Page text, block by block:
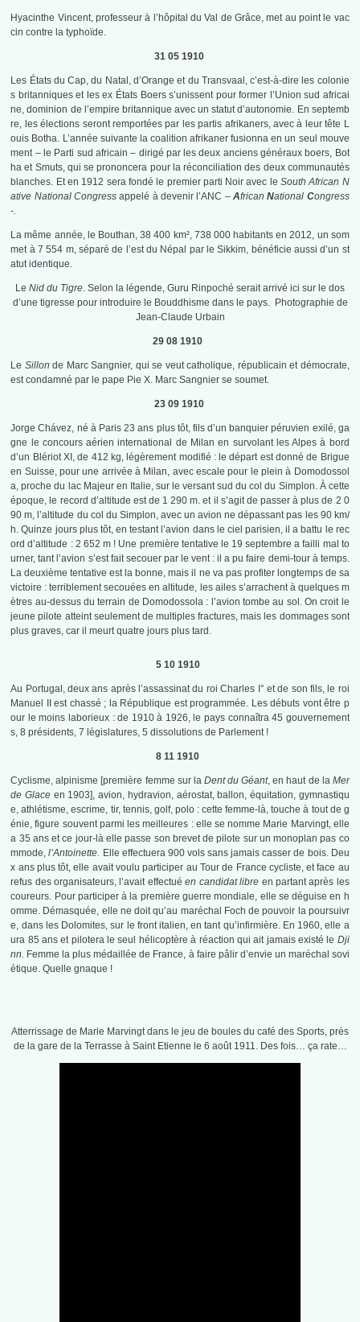
Hyacinthe Vincent, professeur à l’hôpital du Val de Grâce, met au point le vac
cin contre la typhoïde.
31 05 1910
Les États du Cap, du Natal, d’Orange et du Transvaal, c’est-à-dire les colonie
s britanniques et les ex États Boers s’unissent pour former l’Union sud africai
ne, dominion de l’empire britannique avec un statut d’autonomie. En septemb
re, les élections seront remportées par les partis afrikaners, avec à leur tête L
ouis Botha. L’année suivante la coalition afrikaner fusionna en un seul mouve
ment – le Parti sud africain – dirigé par les deux anciens généraux boers, Bot
ha et Smuts, qui se prononcera pour la réconciliation des deux communautés
blanches. Et en 1912 sera fondé le premier parti Noir avec leSouth African N
ative National Congressappelé à devenir l’ANC –AfricanNational Congress
-.
La même année, le Bouthan, 38 400 km², 738 000 habitants en 2012, un som
met à 7 554 m, séparé de l’est du Népal par le Sikkim, bénéficie aussi d’un st
atut identique.
Le Nid du Tigre. Selon la légende, Guru Rinpoché serait arrivé ici sur le dos
d’une tigresse pour introduire le Bouddhisme dans le pays. Photographie de
Jean-Claude Urbain
29 08 1910
Le Sillon de Marc Sangnier, qui se veut catholique, républicain et démocrate,
est condamné par le pape Pie X. Marc Sangnier se soumet.
23 09 1910
Jorge Chávez, né à Paris 23 ans plus tôt, fils d’un banquier péruvien exilé, ga
gne le concours aérien international de Milan en survolant les Alpes à bord
d’un Blériot XI, de 412 kg, légèrement modifié : le départ est donné de Brigue
en Suisse, pour une arrivée à Milan, avec escale pour le plein à Domodossol
a, proche du lac Majeur en Italie, sur le versant sud du col du Simplon. À cette
époque, le record d’altitude est de 1 290 m. et il s’agit de passer à plus de 2 0
90 m, l’altitude du col du Simplon, avec un avion ne dépassant pas les 90 km/
h. Quinze jours plus tôt, en testant l’avion dans le ciel parisien, il a battu le rec
ord d’altitude : 2 652 m ! Une première tentative le 19 septembre a failli mal to
urner, tant l’avion s’est fait secouer par le vent : il a pu faire demi-tour à temps.
La deuxième tentative est la bonne, mais il ne va pas profiter longtemps de sa
victoire : terriblement secouées en altitude, les ailes s’arrachent à quelques m
ètres au-dessus du terrain de Domodossola : l’avion tombe au sol. On croit le
jeune pilote atteint seulement de multiples fractures, mais les dommages sont
plus graves, car il meurt quatre jours plus tard.
5 10 1910
Au Portugal, deux ans après l’assassinat du roi Charles I° et de son fils, le roi
Manuel II est chassé ; la République est programmée. Les débuts vont être p
our le moins laborieux : de 1910 à 1926, le pays connaîtra 45 gouvernement
s, 8 présidents, 7 législatures, 5 dissolutions de Parlement !
8 11 1910
Cyclisme, alpinisme [première femme sur la Dent du Géant, en haut de la Mer
de Glaceen 1903], avion, hydravion, aérostat, ballon, équitation, gymnastiqu
e, athlétisme, escrime, tir, tennis, golf, polo : cette femme-là, touche à tout de g
énie, figure souvent parmi les meilleures : elle se nomme Marie Marvingt, elle
a 35 ans et ce jour-là elle passe son brevet de pilote sur un monoplan pas co
mmode,l’Antoinette. Elle effectuera 900 vols sans jamais casser de bois. Deu
x ans plus tôt, elle avait voulu participer au Tour de France cycliste, et face au
refus des organisateurs, l’avait effectuéen candidat libre en partant après les
coureurs. Pour participer à la première guerre mondiale, elle se déguise en h
omme. Démasquée, elle ne doit qu’au maréchal Foch de pouvoir la poursuivr
e, dans les Dolomites, sur le front italien, en tant qu’infirmière. En 1960, elle a
ura 85 ans et pilotera le seul hélicoptère à réaction qui ait jamais existé le Dji
nn. Femme la plus médaillée de France, à faire pâlir d’envie un maréchal sovi
étique. Quelle gnaque !
Atterrissage de Marie Marvingt dans le jeu de boules du café des Sports, près
de la gare de la Terrasse à Saint Etienne le 6 août 1911. Des fois… ça rate…